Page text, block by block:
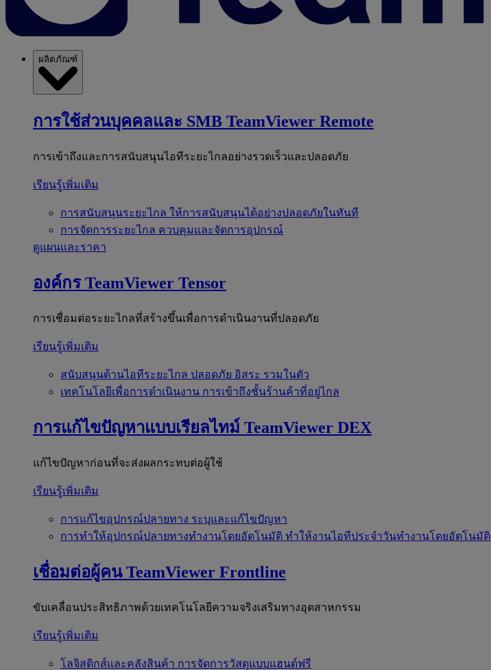
ผลิตภัณฑ์
การใช้ส่วนบุคคลและ SMB TeamViewer Remote
การเข้าถึงและการสนับสนุนไอทีระยะไกลอย่างรวดเร็วและปลอดภัย
เรียนรู้เพิ่มเติม
การสนับสนุนระยะไกล ให้การสนับสนุนได้อย่างปลอดภัยในทันที
การจัดการระยะไกล ควบคุมและจัดการอุปกรณ์
ดูแผนและราคา
องค์กร TeamViewer Tensor
การเชื่อมต่อระยะไกลที่สร้างขึ้นเพื่อการดำเนินงานที่ปลอดภัย
เรียนรู้เพิ่มเติม
สนับสนุนด้านไอทีระยะไกล ปลอดภัย อิสระ รวมในตัว
เทคโนโลยีเพื่อการดำเนินงาน การเข้าถึงชั้นร้านค้าที่อยู่ไกล
การแก้ไขปัญหาแบบเรียลไทม์ TeamViewer DEX
แก้ไขปัญหาก่อนที่จะส่งผลกระทบต่อผู้ใช้
เรียนรู้เพิ่มเติม
การแก้ไขอุปกรณ์ปลายทาง ระบุและแก้ไขปัญหา
การทำให้อุปกรณ์ปลายทางทำงานโดยอัตโนมัติ ทำให้งานไอทีประจำวันทำงานโดยอัตโนมัติ
เชื่อมต่อผู้คน TeamViewer Frontline
ขับเคลื่อนประสิทธิภาพด้วยเทคโนโลยีความจริงเสริมทางอุตสาหกรรม
เรียนรู้เพิ่มเติม
โลจิสติกส์และคลังสินค้า การจัดการวัสดุแบบแฮนด์ฟรี